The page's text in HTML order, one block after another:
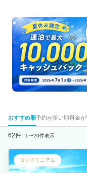
おすすめ順予約が多い順料金が
62件 1〜20件表示
コンドミニアム